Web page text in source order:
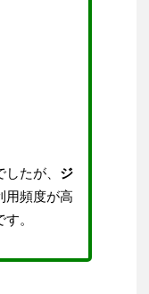
たが、 ジ
用頻度が高
。